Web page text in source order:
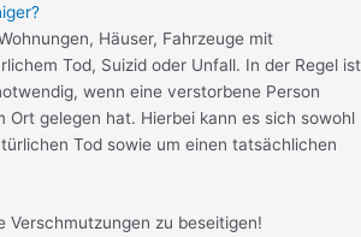
Häuser, Fahrzeuge mit
Tod, Suizid oder Unfall. In der Regel ist
wenn eine verstorbene Person
Ort gelegen hat. Hierbei kann es sich sowohl
Tod sowie um einen tatsächlichen
Verschmutzungen zu beseitigen!